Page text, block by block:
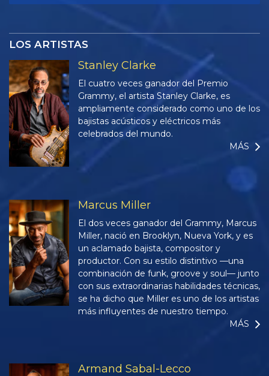
LOS ARTISTAS
Stanley Clarke
El cuatro veces ganador del Premio
Grammy, el artista Stanley Clarke, es
ampliamente considerado como uno de los
bajistas acústicos y eléctricos más
celebrados del mundo.
MÁS
Marcus Miller
El dos veces ganador del Grammy, Marcus
Miller, nació en Brooklyn, Nueva York, y es
un aclamado bajista, compositor y
productor. Con su estilo distintivo —una
combinación de funk, groove y soul— junto
con sus extraordinarias habilidades técnicas,
se ha dicho que Miller es uno de los artistas
más influyentes de nuestro tiempo.
MÁS
Armand Sabal-Lecco